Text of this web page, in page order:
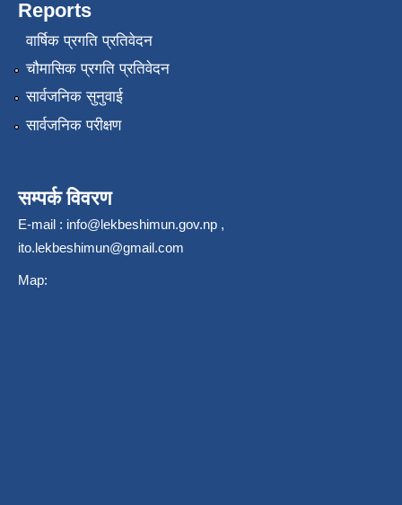
Reports
वार्षिक प्रगति प्रतिवेदन
चौमासिक प्रगति प्रतिवेदन
सार्वजनिक सुनुवाई
सार्वजनिक परीक्षण
सम्पर्क विवरण
E-mail : info@lekbeshimun.gov.np ,
ito.lekbeshimun@gmail.com
Map: